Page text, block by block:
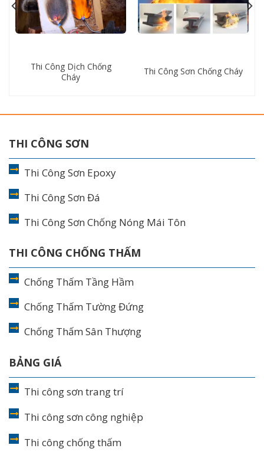
Thi Công Dịch Chống
Cháy
Thi Công Sơn Chống Cháy
THI CÔNG SƠN
Thi Công Sơn Epoxy
Thi Công Sơn Đá
Thi Công Sơn Chống Nóng Mái Tôn
THI CÔNG CHỐNG THẤM
Chống Thấm Tầng Hầm
Chống Thấm Tường Đứng
Chống Thấm Sân Thượng
BẢNG GIÁ
Thi công sơn trang trí
Thi công sơn công nghiệp
Thi công chống thấm